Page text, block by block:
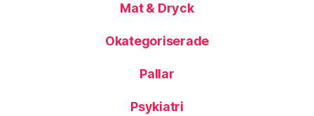
Mat & Dryck
Okategoriserade
Pallar
Psykiatri